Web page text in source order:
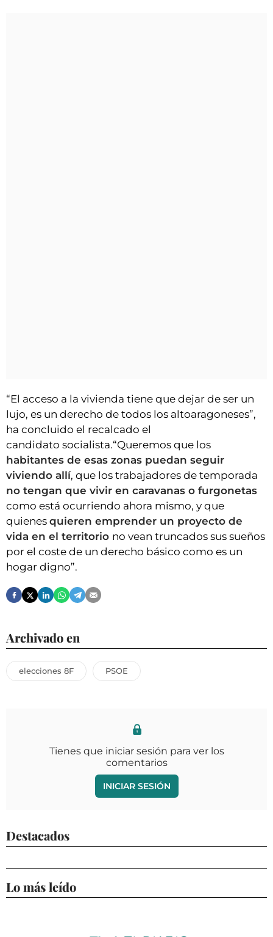
“El acceso a la vivienda tiene que dejar de ser un
lujo, es un derecho de todos los altoaragoneses”,
ha concluido el recalcado el
candidato socialista.“Queremos que los
habitantes de esas zonas puedan seguir
viviendo allí, que los trabajadores de temporada
no tengan que vivir en caravanas o furgonetas
como está ocurriendo ahora mismo, y que
quienes quieren emprender un proyecto de
vida en el territorio no vean truncados sus sueños
por el coste de un derecho básico como es un
hogar digno”.
Archivado en
elecciones 8F PSOE
Tienes que iniciar sesión para ver los
comentarios
INICIAR SESIÓN
Destacados
Lo más leído